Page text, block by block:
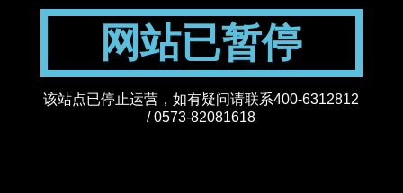
网站已暂停
该站点已停止运营，如有疑问请联系400-6312812
/ 0573-82081618